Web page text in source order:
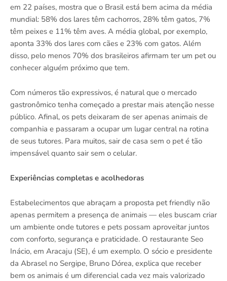
em 22 países, mostra que o Brasil está bem acima da média
mundial: 58% dos lares têm cachorros, 28% têm gatos, 7%
têm peixes e 11% têm aves. A média global, por exemplo,
aponta 33% dos lares com cães e 23% com gatos. Além
disso, pelo menos 70% dos brasileiros afirmam ter um pet ou
conhecer alguém próximo que tem.
Com números tão expressivos, é natural que o mercado
gastronômico tenha começado a prestar mais atenção nesse
público. Afinal, os pets deixaram de ser apenas animais de
companhia e passaram a ocupar um lugar central na rotina
de seus tutores. Para muitos, sair de casa sem o pet é tão
impensável quanto sair sem o celular.
Experiências completas e acolhedoras
Estabelecimentos que abraçam a proposta pet friendly não
apenas permitem a presença de animais — eles buscam criar
um ambiente onde tutores e pets possam aproveitar juntos
com conforto, segurança e praticidade. O restaurante Seo
Inácio, em Aracaju (SE), é um exemplo. O sócio e presidente
da Abrasel no Sergipe, Bruno Dórea, explica que receber
bem os animais é um diferencial cada vez mais valorizado